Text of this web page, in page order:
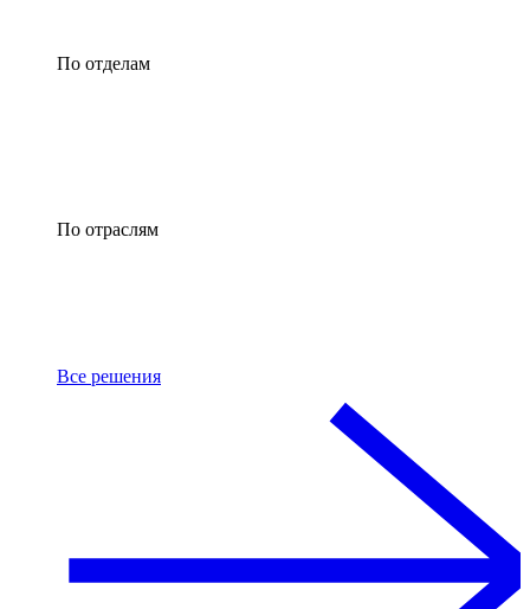
По отделам
По отраслям
Все решения